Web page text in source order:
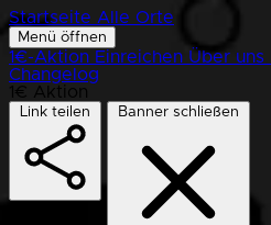
Startseite Alle Orte
Menü öffnen
1€-Aktion Einreichen Über uns
Changelog
1€ Aktion
Link teilen Banner schließen